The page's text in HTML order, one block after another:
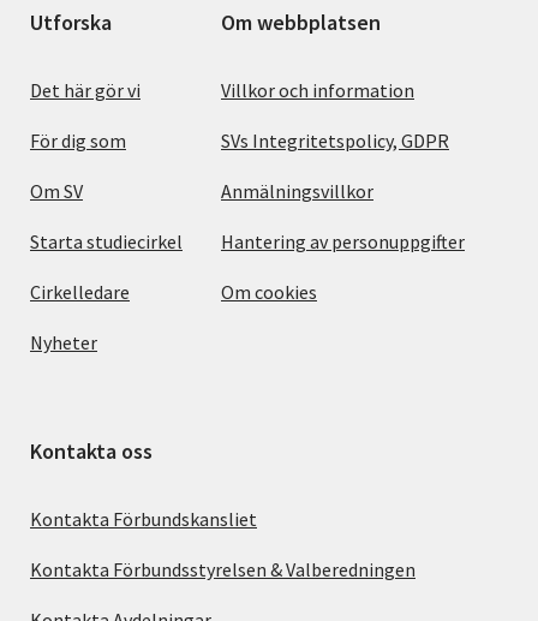
Utforska
Det här gör vi
För dig som
Om SV
Starta studiecirkel
Cirkelledare
Nyheter
Om webbplatsen
Villkor och information
SVs Integritetspolicy, GDPR
Anmälningsvillkor
Hantering av personuppgifter
Om cookies
Kontakta oss
Kontakta Förbundskansliet
Kontakta Förbundsstyrelsen & Valberedningen